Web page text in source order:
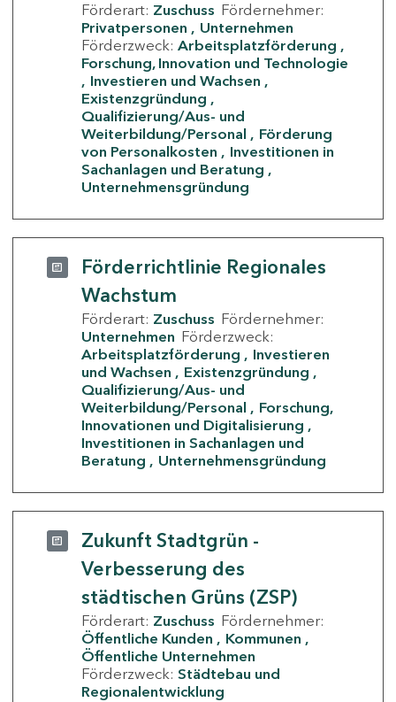
Förderart: Zuschuss Fördernehmer:
Privatpersonen
Unternehmen
Förderzweck: Arbeitsplatzförderung
Forschung, Innovation und Technologie
Investieren und Wachsen
Existenzgründung
Qualifizierung/Aus- und
Weiterbildung/Personal
Förderung
von Personalkosten
Investitionen in
Sachanlagen und Beratung
Unternehmensgründung
Förderrichtlinie Regionales
Wachstum
Förderart: Zuschuss Fördernehmer:
Unternehmen Förderzweck:
Arbeitsplatzförderung
Investieren
und Wachsen
Existenzgründung
Qualifizierung/Aus- und
Weiterbildung/Personal
Forschung,
Innovationen und Digitalisierung
Investitionen in Sachanlagen und
Beratung
Unternehmensgründung
Zukunft Stadtgrün -
Verbesserung des
städtischen Grüns (ZSP)
Förderart: Zuschuss Fördernehmer:
Öffentliche Kunden
Kommunen
Öffentliche Unternehmen
Förderzweck: Städtebau und
Regionalentwicklung